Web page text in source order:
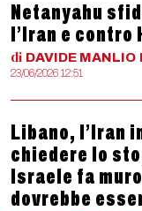
Netanyahu
l’Iran e contro
di DAVIDE MANLIO
23/06/2026 12:51
Libano, l’Iran
chiedere lo
Israele fa
dovrebbe